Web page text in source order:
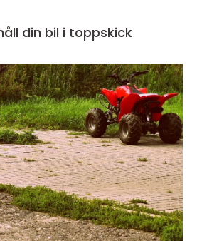
din bil i toppskick